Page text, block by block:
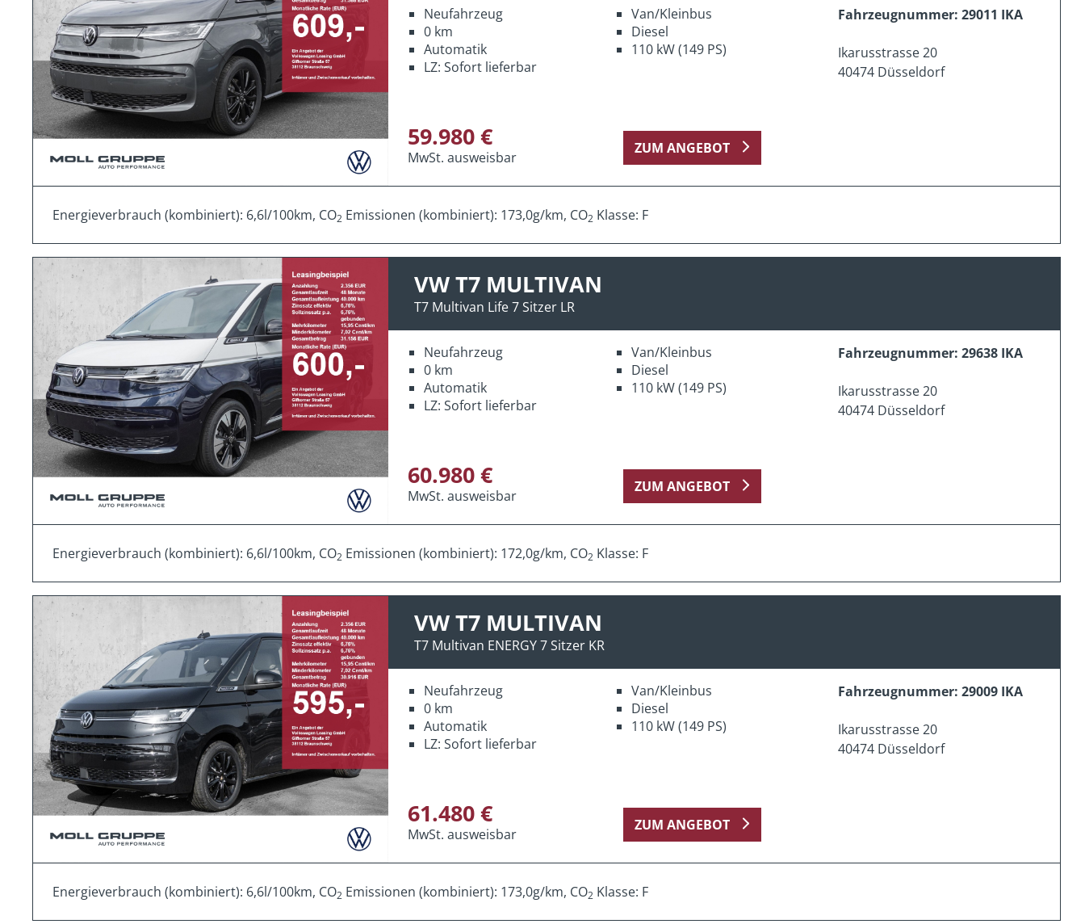
Neufahrzeug
0 km
Automatik
LZ: Sofort lieferbar
Van/Kleinbus
Diesel
110 kW (149 PS)
Fahrzeugnummer: 29011 IKA
Ikarusstrasse 20
40474 Düsseldorf
59.980 €
MwSt. ausweisbar
ZUM ANGEBOT
Energieverbrauch (kombiniert): 6,6l/100km, CO2 Emissionen (kombiniert): 173,0g/km, CO2 Klasse: F
VW T7 MULTIVAN
T7 Multivan Life 7 Sitzer LR
Neufahrzeug
0 km
Automatik
LZ: Sofort lieferbar
Van/Kleinbus
Diesel
110 kW (149 PS)
Fahrzeugnummer: 29638 IKA
Ikarusstrasse 20
40474 Düsseldorf
60.980 €
MwSt. ausweisbar
ZUM ANGEBOT
Energieverbrauch (kombiniert): 6,6l/100km, CO2 Emissionen (kombiniert): 172,0g/km, CO2 Klasse: F
VW T7 MULTIVAN
T7 Multivan ENERGY 7 Sitzer KR
Neufahrzeug
0 km
Automatik
LZ: Sofort lieferbar
Van/Kleinbus
Diesel
110 kW (149 PS)
Fahrzeugnummer: 29009 IKA
Ikarusstrasse 20
40474 Düsseldorf
61.480 €
MwSt. ausweisbar
ZUM ANGEBOT
Energieverbrauch (kombiniert): 6,6l/100km, CO2 Emissionen (kombiniert): 173,0g/km, CO2 Klasse: F